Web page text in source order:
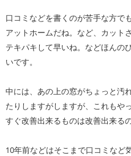
口コミなどを書くのが苦手な方で
アットホームだね。など、カット
テキパキして早いね。などほんの
いです。
中には、あの上の窓がちょっと汚
たりしますがしますが、これもや
すぐ改善出来るものは改善出来る
10年前などはそこまで口コミなど